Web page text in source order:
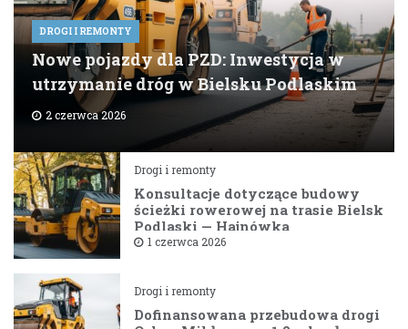
DROGI I REMONTY
Nowe pojazdy dla PZD: Inwestycja w
utrzymanie dróg w Bielsku Podlaskim
2 czerwca 2026
Drogi i remonty
Konsultacje dotyczące budowy
ścieżki rowerowej na trasie Bielsk
Podlaski — Hajnówka
1 czerwca 2026
Drogi i remonty
Dofinansowana przebudowa drogi